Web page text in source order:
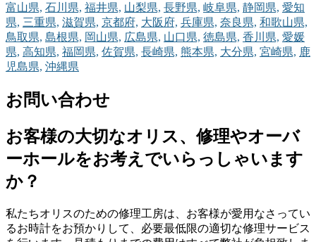
富山県, 石川県, 福井県, 山梨県, 長野県, 岐阜県, 静岡県, 愛知
県, 三重県, 滋賀県, 京都府, 大阪府, 兵庫県, 奈良県, 和歌山県,
鳥取県, 島根県, 岡山県, 広島県, 山口県, 徳島県, 香川県, 愛媛
県, 高知県, 福岡県, 佐賀県, 長崎県, 熊本県, 大分県, 宮崎県, 鹿
児島県, 沖縄県
お問い合わせ
お客様の大切なオリス、修理やオーバ
ーホールをお考えでいらっしゃいます
か？
私たちオリスのための修理工房は、お客様が愛用なさってい
るお時計をお預かりして、必要最低限の適切な修理サービス